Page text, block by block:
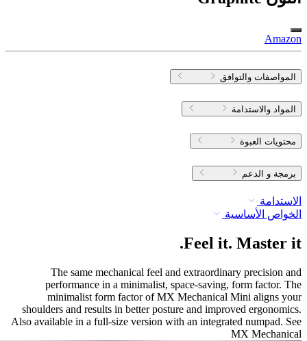
Amazon
المواصفات والتوافق
المواد والاستدامة
محتويات العبوة
برمجة و الدعم
الاستدامة
الخواص الأساسية
Feel it. Master it.
The same mechanical feel and extraordinary precision and
performance in a minimalist, space-saving, form factor. The
minimalist form factor of MX Mechanical Mini aligns your
shoulders and results in better posture and improved ergonomics.
Also available in a full-size version with an integrated numpad. See
MX Mechanical